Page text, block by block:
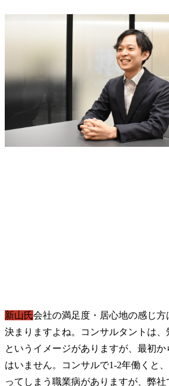
新山氏会社の満足度・居心地の感じ
決まりますよね。コンサルタントは、
というイメージがありますが、最初
はいません。コンサルで1-2年働くと
ってしまう職業病がありますが、弊